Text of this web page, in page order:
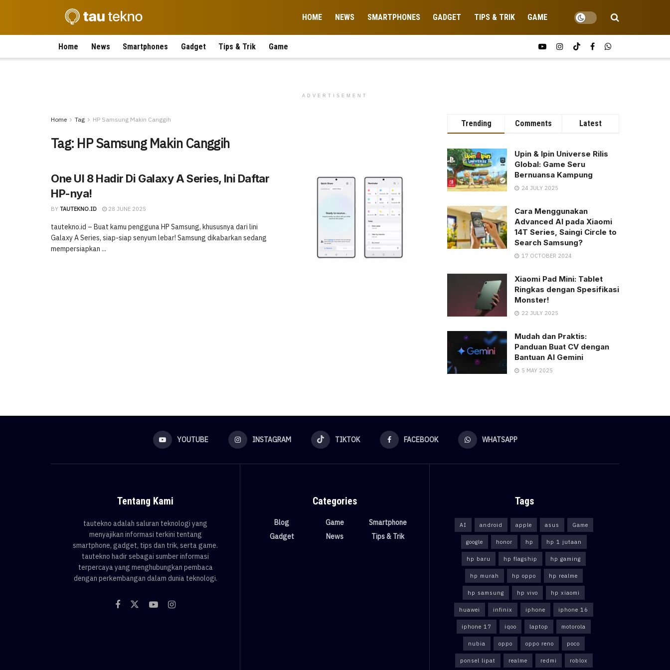
HOME NEWS SMARTPHONES GADGET TIPS & TRIK GAME
Home News Smartphones Gadget Tips & Trik Game
ADVERTISEMENT
Home Tag HP Samsung Makin Canggih
Tag: HP Samsung Makin Canggih
One UI 8 Hadir Di Galaxy A Series, Ini Daftar
HP-nya!
BY TAUTEKNO.ID 28 JUNE 2025
tautekno.id – Buat kamu pengguna HP Samsung, khususnya dari lini
Galaxy A Series, siap-siap senyum lebar! Samsung dikabarkan sedang
mempersiapkan ...
Trending Comments Latest
Upin & Ipin Universe Rilis
Global: Game Seru
Bernuansa Kampung
24 JULY 2025
Cara Menggunakan
Advanced AI pada Xiaomi
14T Series, Saingi Circle to
Search Samsung?
17 OCTOBER 2024
Xiaomi Pad Mini: Tablet
Ringkas dengan Spesifikasi
Monster!
22 JULY 2025
Mudah dan Praktis:
Panduan Buat CV dengan
Bantuan AI Gemini
5 MAY 2025
YOUTUBE INSTAGRAM TIKTOK FACEBOOK WHATSAPP
Tentang Kami
tautekno adalah saluran teknologi yang
menyajikan informasi terkini tentang
smartphone, gadget, tips dan trik, serta game.
tautekno hadir sebagai sumber informasi
terpercaya yang menghubungkan pembaca
dengan perkembangan dalam dunia teknologi.
Categories
Blog
Gadget
Game
News
Smartphone
Tips & Trik
Tags
AI android apple asus Game
google honor hp hp 1 jutaan
hp baru hp flagship hp gaming
hp murah hp oppo hp realme
hp samsung hp vivo hp xiaomi
huawei infinix iphone iphone 16
iphone 17 iqoo laptop motorola
nubia oppo oppo reno poco
ponsel lipat realme redmi roblox